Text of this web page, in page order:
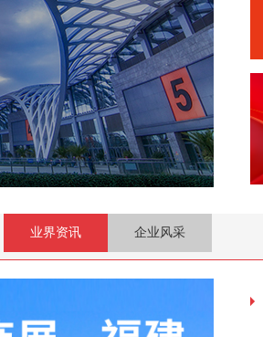
业界资讯 企业风采